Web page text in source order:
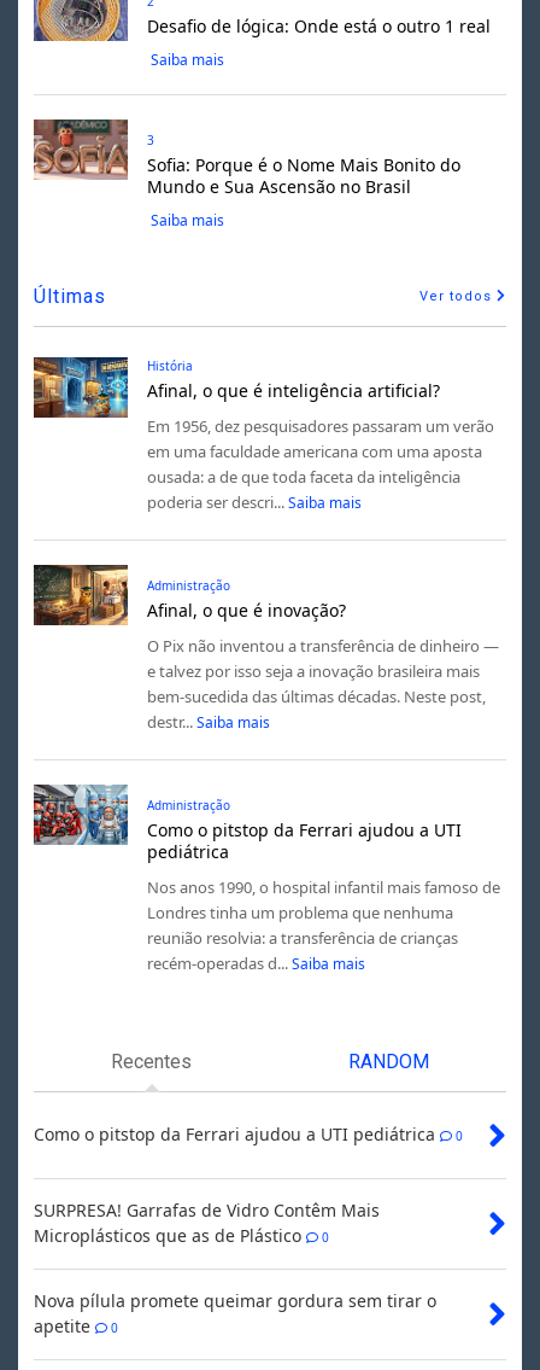
Desafio de lógica: Onde está o outro 1 real
Saiba mais
3
Sofia: Porque é o Nome Mais Bonito do
Mundo e Sua Ascensão no Brasil
Saiba mais
Últimas Ver todos
História
Afinal, o que é inteligência artificial?
Em 1956, dez pesquisadores passaram um verão
em uma faculdade americana com uma aposta
ousada: a de que toda faceta da inteligência
poderia ser descri... Saiba mais
Administração
Afinal, o que é inovação?
O Pix não inventou a transferência de dinheiro —
e talvez por isso seja a inovação brasileira mais
bem-sucedida das últimas décadas. Neste post,
destr... Saiba mais
Administração
Como o pitstop da Ferrari ajudou a UTI
pediátrica
Nos anos 1990, o hospital infantil mais famoso de
Londres tinha um problema que nenhuma
reunião resolvia: a transferência de crianças
recém-operadas d... Saiba mais
Recentes RANDOM
Como o pitstop da Ferrari ajudou a UTI pediátrica 0
SURPRESA! Garrafas de Vidro Contêm Mais
Microplásticos que as de Plástico
0
Nova pílula promete queimar gordura sem tirar o
apetite
0